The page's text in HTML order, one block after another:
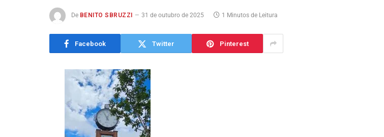
De BENITO SBRUZZI 31 de outubro de 2025 1 Minutos de Leitura
Facebook Twitter Pinterest